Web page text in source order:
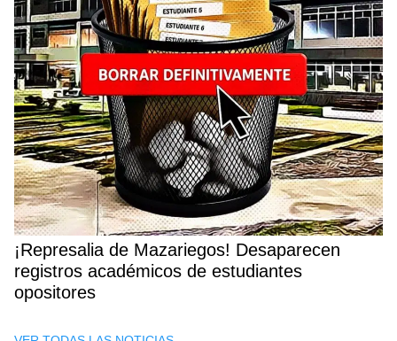
¡Represalia de Mazariegos! Desaparecen
registros académicos de estudiantes
opositores